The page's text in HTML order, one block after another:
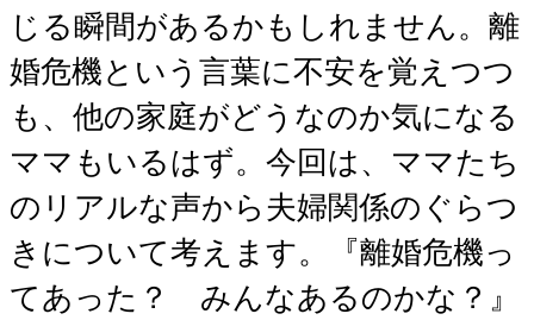
じる瞬間があるかもしれません。離
婚危機という言葉に不安を覚えつつ
も、他の家庭がどうなのか気になる
ママもいるはず。今回は、ママたち
のリアルな声から夫婦関係のぐらつ
きについて考えます。『離婚危機っ
てあった？ みんなあるのかな？』